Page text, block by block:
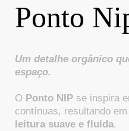
Ponto
Um detalhe orgânico
espaço.
O Ponto NIP se inspira
contínuas, resultando
leitura suave e fluida.